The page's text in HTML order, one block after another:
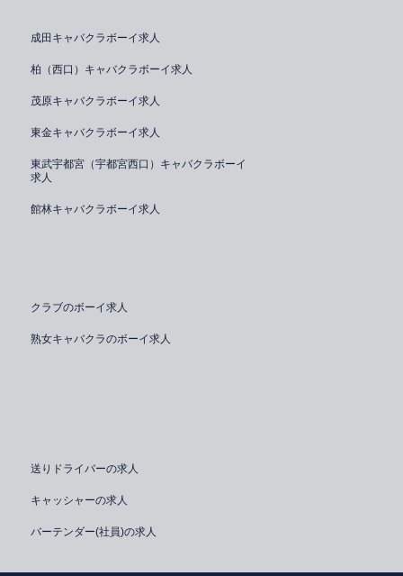
成田キャバクラボーイ求人
柏（西口）キャバクラボーイ求人
茂原キャバクラボーイ求人
東金キャバクラボーイ求人
東武宇都宮（宇都宮西口）キャバクラボーイ
求人
館林キャバクラボーイ求人
クラブのボーイ求人
熟女キャバクラのボーイ求人
送りドライバーの求人
キャッシャーの求人
バーテンダー(社員)の求人